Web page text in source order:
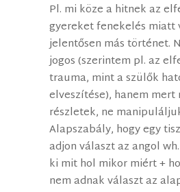
Pl. mi köze a hitnek az
gyereket fenekelés miatt
jelentősen más történet.
jogos (szerintem pl. az
trauma, mint a szülők
elveszítése), hanem
részletek, ne
Alapszabály, hogy egy
adjon választ az angol
ki mit hol mikor miért +
nem adnak választ az